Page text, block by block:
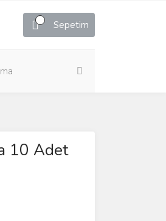
Sepetim
10 Adet